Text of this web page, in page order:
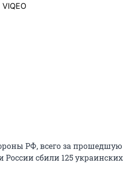
РФ, всего за прошедшую
России сбили 125 украинских